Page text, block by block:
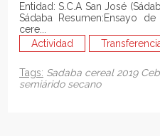
Entidad: S.C.A San José
Sádaba Resumen:Ensayo
cere...
Actividad
Tags: Sadaba cereal 2019
semiárido secano